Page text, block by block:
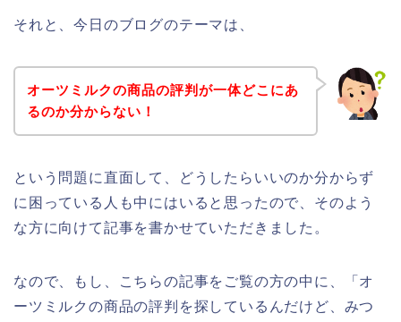
それと、今日のブログのテーマは、
オーツミルクの商品の評判が一体どこにあ
るのか分からない！
という問題に直面して、どうしたらいいのか分からず
に困っている人も中にはいると思ったので、そのよう
な方に向けて記事を書かせていただきました。
なので、もし、こちらの記事をご覧の方の中に、「オ
ーツミルクの商品の評判を探しているんだけど、みつ